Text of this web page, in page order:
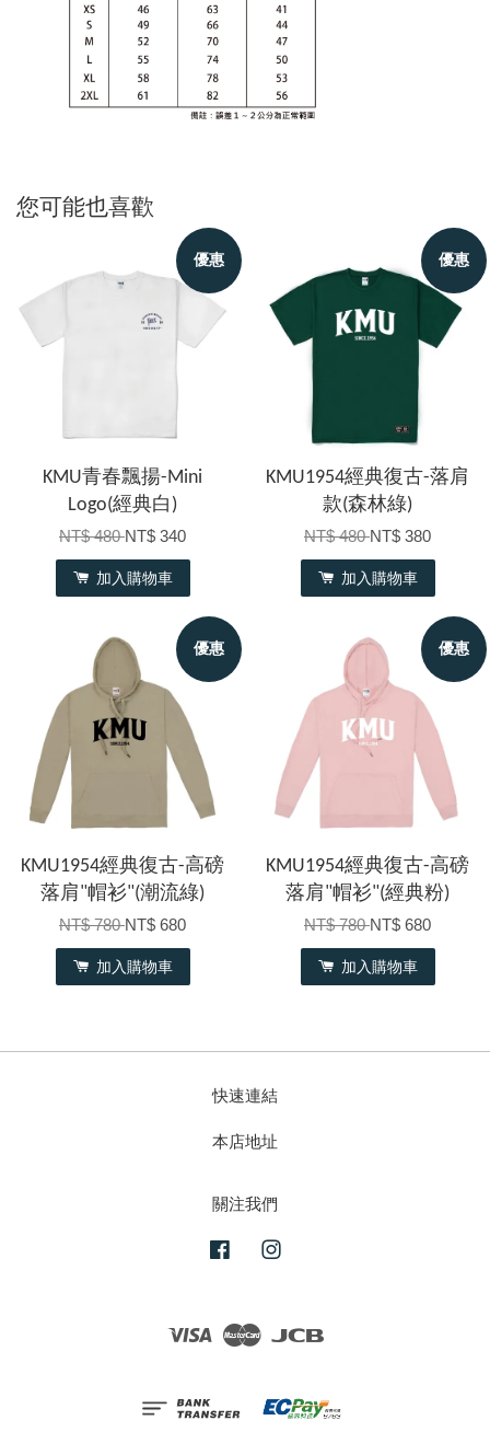
您可能也喜歡
優惠
KMU青春飄揚-Mini
Logo(經典白)
NT$ 480NT$ 340
加入購物車
優惠
KMU1954經典復古-落肩
款(森林綠)
NT$ 480NT$ 380
加入購物車
優惠
KMU1954經典復古-高磅
落肩"帽衫"(潮流綠)
NT$ 780NT$ 680
加入購物車
優惠
KMU1954經典復古-高磅
落肩"帽衫"(經典粉)
NT$ 780NT$ 680
加入購物車
快速連結
本店地址
關注我們
Facebook
Visa Master